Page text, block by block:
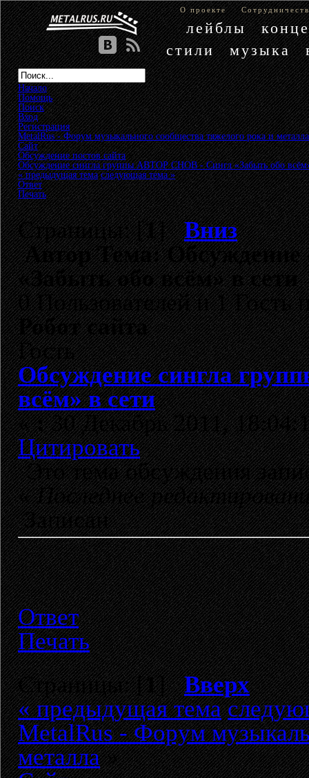
О проекте
лейблы
стили
музыка
Начало
Помощь
Поиск
Вход
Регистрация
MetalRus - Форум музыкального сообщества тяжелого рока и металла
Сайт»
Обсуждение постов сайта»
Обсуждение сингла группы АВТОР СНОВ - Сингл «Забыть обо
« предыдущая тема следующая тема »
Ответ
Печать
Страницы: [1]Вниз
АвторТема:
«Забыть обо всём» в
0 Пользователей и 1 Гость
Робот сайта
Гость
Обсуждение сингла
всём» в сети
«:30 Декабрь 2011,
Цитировать
Это тема обсуждения
«Последнее
Записан
Ответ
Печать
Страницы: [1]Вверх
« предыдущая тема
MetalRus - Форум
металла»